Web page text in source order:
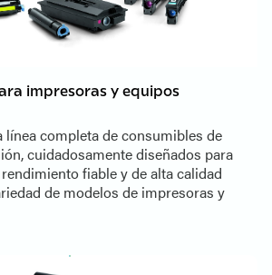
impresoras y equipos
línea completa de consumibles de
cuidadosamente diseñados para
fiable y de alta calidad
de modelos de impresoras y